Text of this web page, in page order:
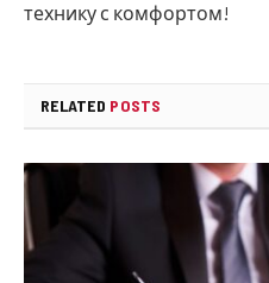
технику с комфортом!
RELATED POSTS